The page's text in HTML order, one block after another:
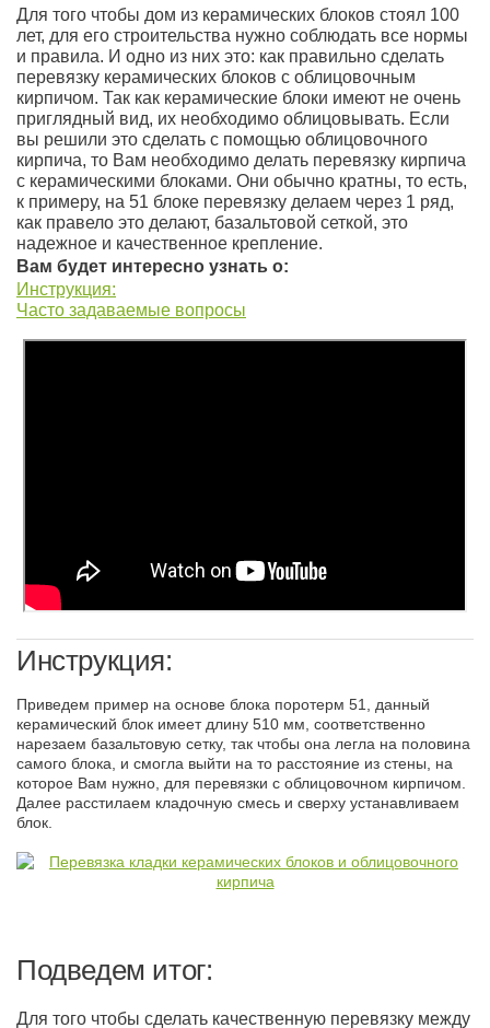
Для того чтобы дом из керамических блоков стоял 100
лет, для его строительства нужно соблюдать все нормы
и правила. И одно из них это: как правильно сделать
перевязку керамических блоков с облицовочным
кирпичом. Так как керамические блоки имеют не очень
приглядный вид, их необходимо облицовывать. Если
вы решили это сделать с помощью облицовочного
кирпича, то Вам необходимо делать перевязку кирпича
с керамическими блоками. Они обычно кратны, то есть,
к примеру, на 51 блоке перевязку делаем через 1 ряд,
как правело это делают, базальтовой сеткой, это
надежное и качественное крепление.
Вам будет интересно узнать о:
Инструкция:
Часто задаваемые вопросы
Инструкция:
Приведем пример на основе блока поротерм 51, данный
керамический блок имеет длину 510 мм, соответственно
нарезаем базальтовую сетку, так чтобы она легла на половина
самого блока, и смогла выйти на то расстояние из стены, на
которое Вам нужно, для перевязки с облицовочном кирпичом.
Далее расстилаем кладочную смесь и сверху устанавливаем
блок.
Подведем итог:
Для того чтобы сделать качественную перевязку между